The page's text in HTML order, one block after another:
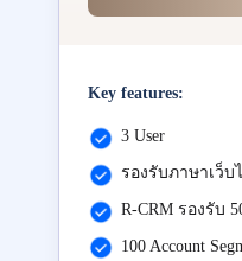
Key features:
3 User
รองรับภาษาเว็บ
R-CRM รองรับ
100 Account